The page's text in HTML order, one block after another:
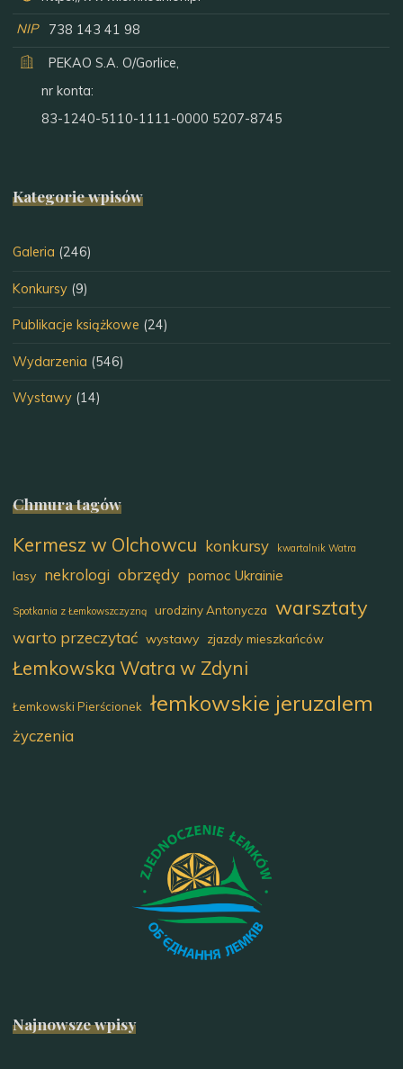
NIP
738 143 41 98
PEKAO S.A. O/Gorlice,
nr konta:
83-1240-5110-1111-0000 5207-8745
Kategorie wpisów
Galeria (246)
Konkursy (9)
Publikacje książkowe (24)
Wydarzenia (546)
Wystawy (14)
Chmura tagów
Kermesz w Olchowcu konkursy kwartalnik Watra
lasy nekrologi obrzędy pomoc Ukrainie
Spotkania z Łemkowszczyzną urodziny Antonycza warsztaty
warto przeczytać wystawy zjazdy mieszkańców
Łemkowska Watra w Zdyni
Łemkowski Pierścionek łemkowskie jeruzalem
życzenia
Najnowsze wpisy